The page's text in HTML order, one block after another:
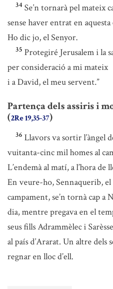
34 Se’n tornarà pel mateix
sense haver entrat en
Ho dic jo, el Senyor.
35 Protegiré Jerusalem i la
per consideració a mi mateix
i a David, el meu servent.”
Partença dels assiris i
(2Re 19,35-37)
36 Llavors va sortir l’àngel
vuitanta-cinc mil homes al
L’endemà al matí, a l’hora
En veure-ho, Sennaquerib, el
campament, se’n tornà cap a
dia, mentre pregava en el
seus fills Adrammèlec i
al país d’Ararat. Un altre dels
regnar en lloc d’ell.